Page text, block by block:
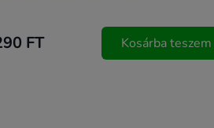
FT Kosárba teszem